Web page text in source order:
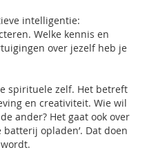
intelligentie:
Welke kennis en
over jezelf heb je
spirituele zelf. Het betreft
en creativiteit. Wie wil
ander? Het gaat ook over
opladen’. Dat doen